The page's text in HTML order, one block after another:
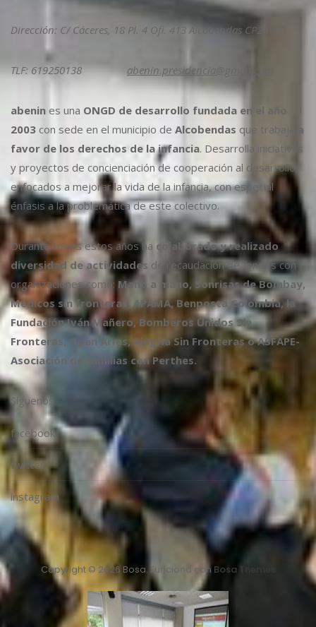
Dirección: C/ Cáceres, 18 Pl. 4 Ofi. 413 Alcobendas CP28100
TLF: 619250138 abenin.presidencia@gmail.com
abenin es una ONGD de desarrollo fundada en el año
2003 con sede en el municipio de Alcobendas que trabaja
a
favor de los derechos de la infancia. Desarrolla iniciativas
y proyectos de concienciación de cooperación al desarrollo,
enfocados a mejorar la vida de la infancia, con especial
énfasis a la problemática de este colectivo.
Durante todos estos años ha colaborado y realizado
diversidad de actividades de recaudación de fondos con
organizaciones como:Mano a mano, Sonrisas de Bombay,
Médicos sin fronteras, APAMA, Benposta Colombia, la
Fundación Iván Mañero, Bomberos Unidos Sin
Fronteras, Open Arms, Alegría Sin Fronteras o ASFAPE-
Asociación de familias con Perthes.
Síguenos
facebook
twitter
instagram
Copyright © 2026 Bosa. Funciona con Bosa Themes